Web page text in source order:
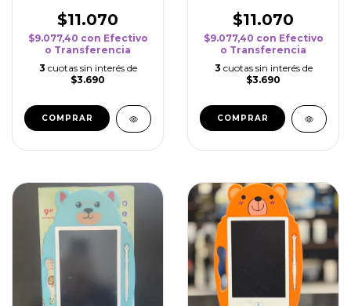
$11.070
$9.077,40 con Efectivo
o Transferencia
3 cuotas sin interés de
$3.690
$11.070
$9.077,40 con Efectivo
o Transferencia
3 cuotas sin interés de
$3.690